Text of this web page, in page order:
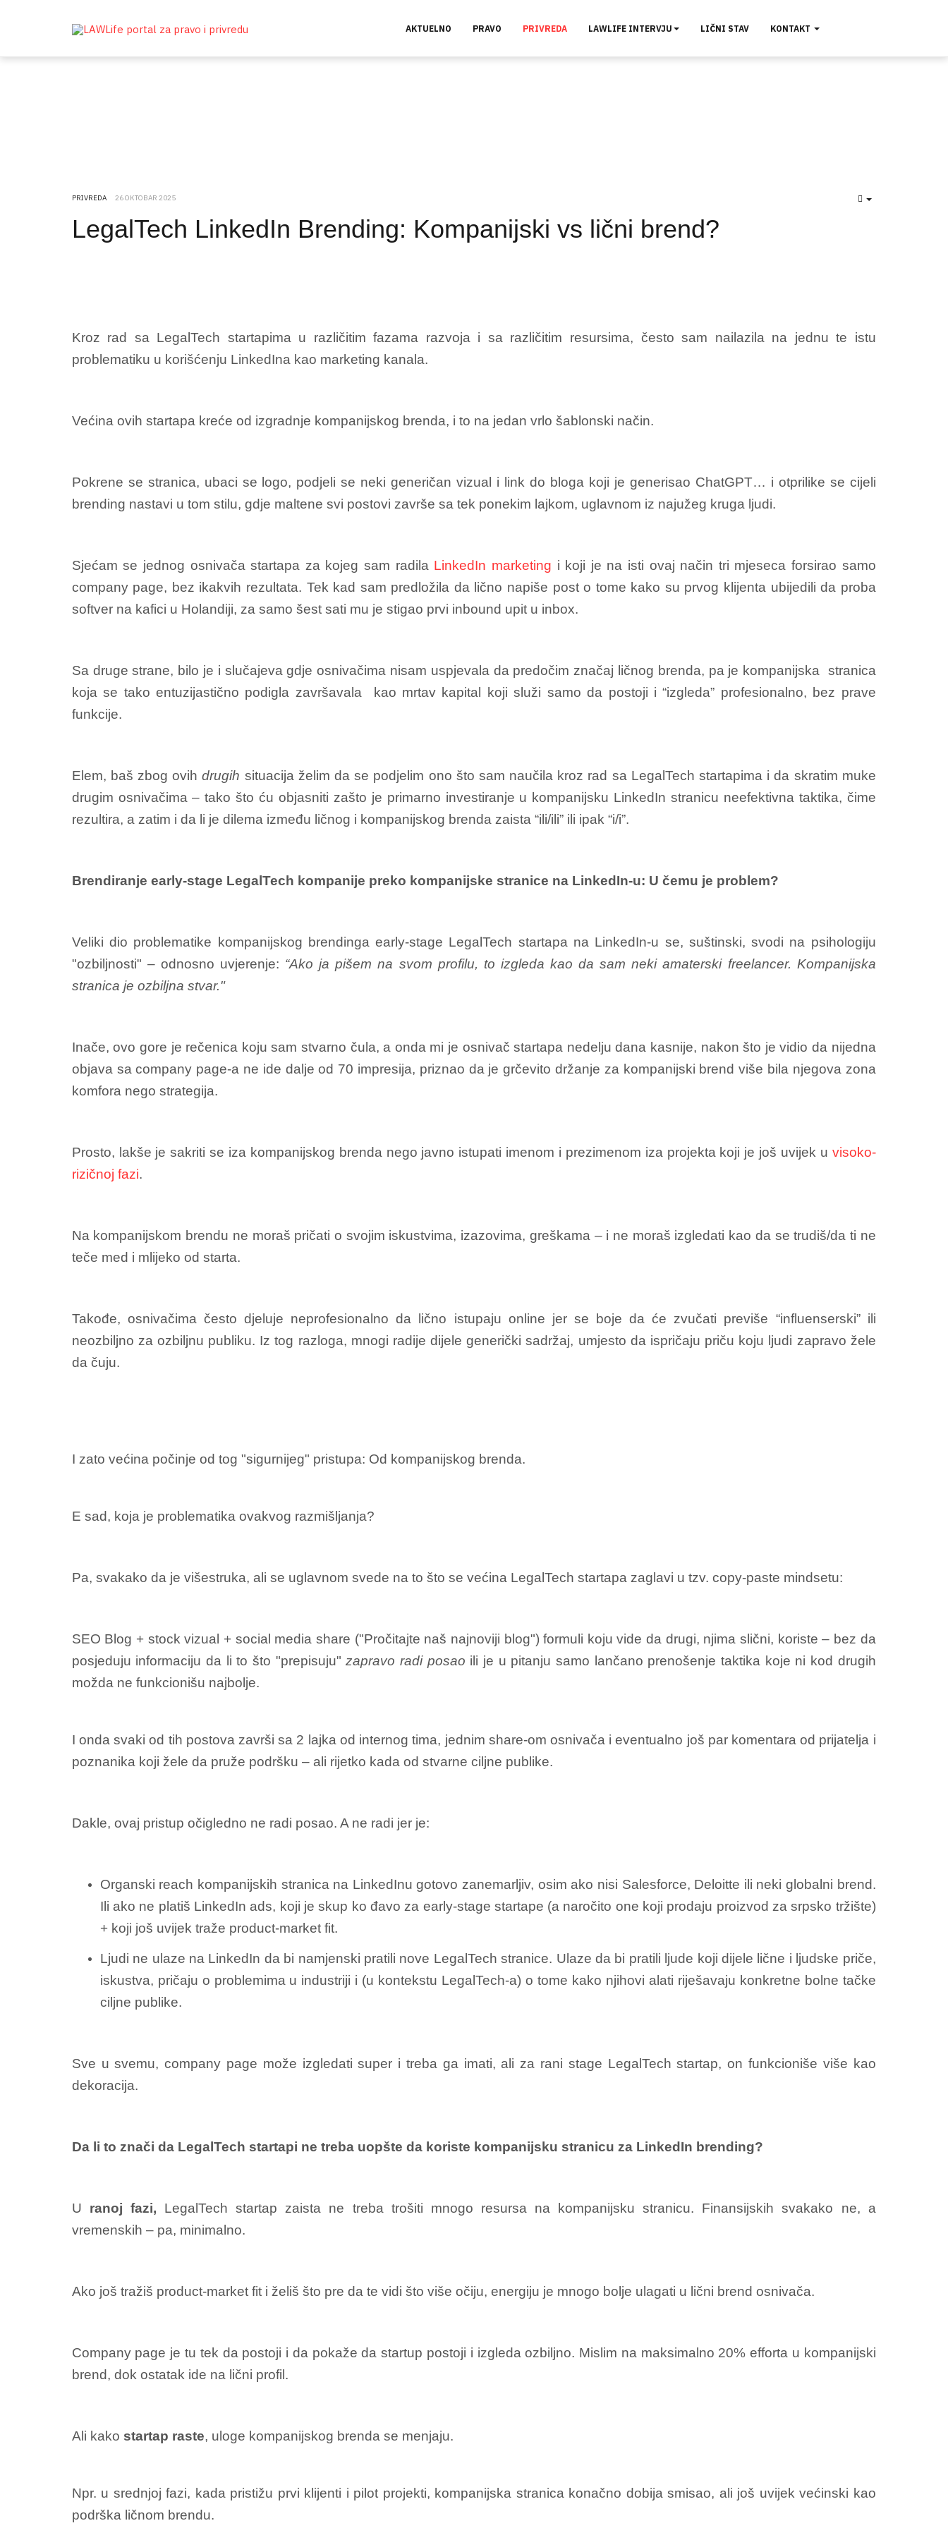
AKTUELNO PRAVO PRIVREDA LAWLIFE INTERVJU LIČNI STAV KONTAKT
PRIVREDA 26 OKTOBAR 2025
LegalTech LinkedIn Brending: Kompanijski vs lični brend?
Kroz rad sa LegalTech startapima u različitim fazama razvoja i sa različitim resursima, često sam nailazila na jednu te istu
problematiku u korišćenju LinkedIna kao marketing kanala.
Većina ovih startapa kreće od izgradnje kompanijskog brenda, i to na jedan vrlo šablonski način.
Pokrene se stranica, ubaci se logo, podjeli se neki generičan vizual i link do bloga koji je generisao ChatGPT… i otprilike se cijeli
brending nastavi u tom stilu, gdje maltene svi postovi završe sa tek ponekim lajkom, uglavnom iz najužeg kruga ljudi.
Sjećam se jednog osnivača startapa za kojeg sam radila LinkedIn marketing i koji je na isti ovaj način tri mjeseca forsirao samo
company page, bez ikakvih rezultata. Tek kad sam predložila da lično napiše post o tome kako su prvog klijenta ubijedili da proba
softver na kafici u Holandiji, za samo šest sati mu je stigao prvi inbound upit u inbox.
Sa druge strane, bilo je i slučajeva gdje osnivačima nisam uspjevala da predočim značaj ličnog brenda, pa je kompanijska stranica
koja se tako entuzijastično podigla završavala kao mrtav kapital koji služi samo da postoji i “izgleda” profesionalno, bez prave
funkcije.
Elem, baš zbog ovihdrugih situacija želim da se podjelim ono što sam naučila kroz rad sa LegalTech startapima i da skratim muke
drugim osnivačima – tako što ću objasniti zašto je primarno investiranje u kompanijsku LinkedIn stranicu neefektivna taktika, čime
rezultira, a zatim i da li je dilema između ličnog i kompanijskog brenda zaista “ili/ili” ili ipak “i/i”.
Brendiranje early-stage LegalTech kompanije preko kompanijske stranice na LinkedIn-u: U čemu je problem?
Veliki dio problematike kompanijskog brendinga early-stage LegalTech startapa na LinkedIn-u se, suštinski, svodi na psihologiju
"ozbiljnosti" – odnosno uvjerenje: “Ako ja pišem na svom profilu, to izgleda kao da sam neki amaterski freelancer. Kompanijska
stranica je ozbiljna stvar."
Inače, ovo gore je rečenica koju sam stvarno čula, a onda mi je osnivač startapa nedelju dana kasnije, nakon što je vidio da nijedna
objava sa company page-a ne ide dalje od 70 impresija, priznao da je grčevito držanje za kompanijski brend više bila njegova zona
komfora nego strategija.
Prosto, lakše je sakriti se iza kompanijskog brenda nego javno istupati imenom i prezimenom iza projekta koji je još uvijek u visoko-
rizičnoj fazi.
Na kompanijskom brendu ne moraš pričati o svojim iskustvima, izazovima, greškama – i ne moraš izgledati kao da se trudiš/da ti ne
teče med i mlijeko od starta.
Takođe, osnivačima često djeluje neprofesionalno da lično istupaju online jer se boje da će zvučati previše “influenserski” ili
neozbiljno za ozbiljnu publiku. Iz tog razloga, mnogi radije dijele generički sadržaj, umjesto da ispričaju priču koju ljudi zapravo žele
da čuju.
I zato većina počinje od tog "sigurnijeg" pristupa: Od kompanijskog brenda.
E sad, koja je problematika ovakvog razmišljanja?
Pa, svakako da je višestruka, ali se uglavnom svede na to što se većina LegalTech startapa zaglavi u tzv. copy-paste mindsetu:
SEO Blog + stock vizual + social media share ("Pročitajte naš najnoviji blog") formuli koju vide da drugi, njima slični, koriste – bez da
posjeduju informaciju da li to što "prepisuju"zapravo radi posao ili je u pitanju samo lančano prenošenje taktika koje ni kod drugih
možda ne funkcionišu najbolje.
I onda svaki od tih postova završi sa 2 lajka od internog tima, jednim share-om osnivača i eventualno još par komentara od prijatelja i
poznanika koji žele da pruže podršku – ali rijetko kada od stvarne ciljne publike.
Dakle, ovaj pristup očigledno ne radi posao. A ne radi jer je:
Organski reach kompanijskih stranica na LinkedInu gotovo zanemarljiv, osim ako nisi Salesforce, Deloitte ili neki globalni brend.
Ili ako ne platiš LinkedIn ads, koji je skup ko đavo za early-stage startape (a naročito one koji prodaju proizvod za srpsko tržište)
+ koji još uvijek traže product-market fit.
Ljudi ne ulaze na LinkedIn da bi namjenski pratili nove LegalTech stranice. Ulaze da bi pratili ljude koji dijele lične i ljudske priče,
iskustva, pričaju o problemima u industriji i (u kontekstu LegalTech-a) o tome kako njihovi alati riješavaju konkretne bolne tačke
ciljne publike.
Sve u svemu, company page može izgledati super i treba ga imati, ali za rani stage LegalTech startap, on funkcioniše više kao
dekoracija.
Da li to znači da LegalTech startapi ne treba uopšte da koriste kompanijsku stranicu za LinkedIn brending?
U ranoj fazi, LegalTech startap zaista ne treba trošiti mnogo resursa na kompanijsku stranicu. Finansijskih svakako ne, a
vremenskih – pa, minimalno.
Ako još tražiš product-market fit i želiš što pre da te vidi što više očiju, energiju je mnogo bolje ulagati u lični brend osnivača.
Company page je tu tek da postoji i da pokaže da startup postoji i izgleda ozbiljno. Mislim na maksimalno 20% efforta u kompanijski
brend, dok ostatak ide na lični profil.
Ali kako startap raste, uloge kompanijskog brenda se menjaju.
Npr. u srednjoj fazi, kada pristižu prvi klijenti i pilot projekti, kompanijska stranica konačno dobija smisao, ali još uvijek većinski kao
podrška ličnom brendu.